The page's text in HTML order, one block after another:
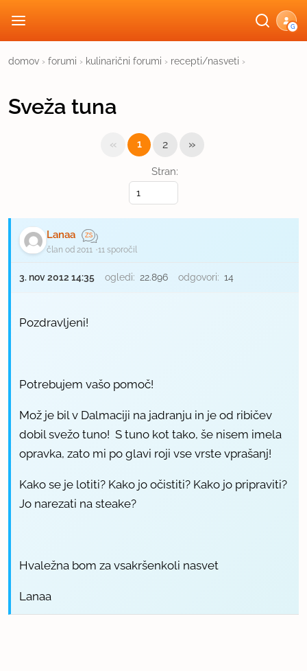
G
domov › forumi › kulinarični forumi › recepti/nasveti ›
Sveža tuna
Stran:
« 1 2 »
Lanaa
član od 2011 11 sporočil
3. nov 2012 14:35 ogledi: 22.896 odgovori: 14
Pozdravljeni!
Potrebujem vašo pomoč!
Mož je bil v Dalmaciji na jadranju in je od ribičev
dobil svežo tuno! S tuno kot tako, še nisem imela
opravka, zato mi po glavi roji vse vrste vprašanj!
Kako se je lotiti? Kako jo očistiti? Kako jo pripraviti?
Jo narezati na steake?
Hvaležna bom za vsakršenkoli nasvet
Lanaa